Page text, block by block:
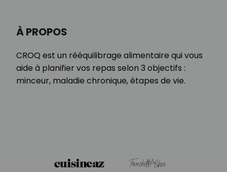
À PROPOS
CROQ est un rééquilibrage alimentaire qui vous
aide à planifier vos repas selon 3 objectifs :
minceur, maladie chronique, étapes de vie.